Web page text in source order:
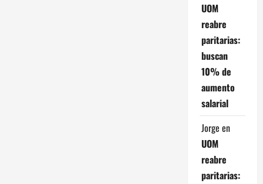
UOM
reabre
paritarias:
buscan
10% de
aumento
salarial
Jorge en
UOM
reabre
paritarias: